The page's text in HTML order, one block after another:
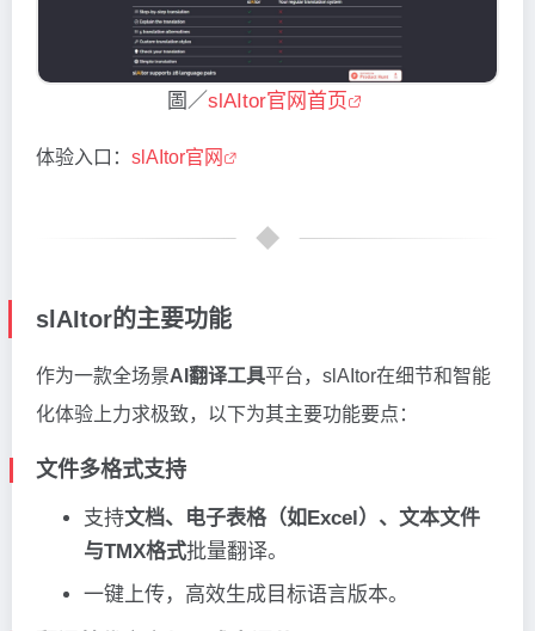
圖／slAItor官网首页
体验入口： slAItor官网
slAItor的主要功能
作为一款全场景AI翻译工具平台，slAItor在细节和智能
化体验上力求极致，以下为其主要功能要点：
文件多格式支持
支持文档、电子表格（如Excel）、文本文件
与TMX格式批量翻译。
一键上传，高效生成目标语言版本。